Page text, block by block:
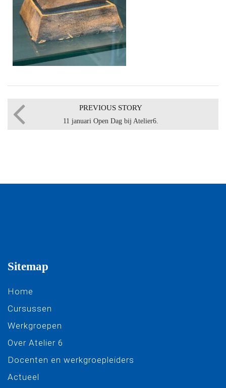
PREVIOUS STORY
11 januari Open Dag bij Atelier6.
Sitemap
Home
Cursussen
Werkgroepen
Over Atelier 6
Docenten en werkgroepleiders
Actueel